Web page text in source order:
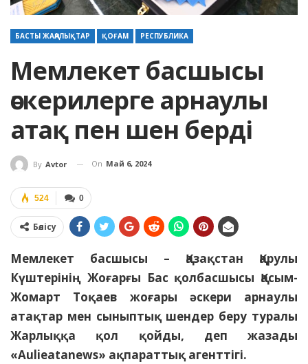
БАСТЫ ЖАҢАЛЫҚТАР ҚОҒАМ РЕСПУБЛИКА
Мемлекет басшысы
әскерилерге арнаулы
атақ пен шен берді
By Avtor On Май 6, 2024
0
524
Бөлісу
Мемлекет басшысы – Қазақстан Қарулы
Күштерінің Жоғарғы Бас қолбасшысы Қасым-
Жомарт Тоқаев жоғары әскери арнаулы
атақтар мен сыныптық шендер беру туралы
Жарлыққа қол қойды, деп жазады
«Aulieatanews» ақпараттық агенттігі.